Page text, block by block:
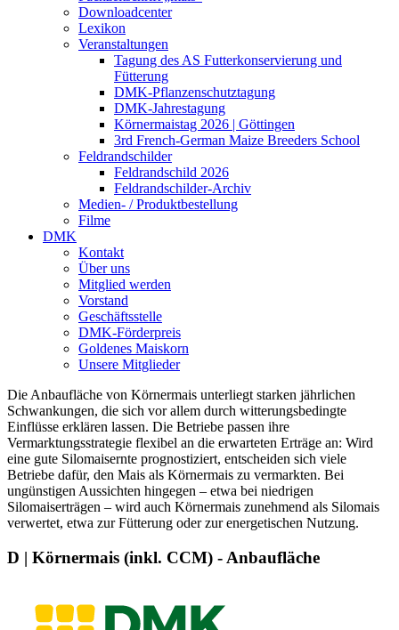
Downloadcenter
Lexikon
Veranstaltungen
Tagung des AS Futterkonservierung und
Fütterung
DMK-Pflanzenschutztagung
DMK-Jahrestagung
Körnermaistag 2026 | Göttingen
3rd French-German Maize Breeders School
Feldrandschilder
Feldrandschild 2026
Feldrandschilder-Archiv
Medien- / Produktbestellung
Filme
DMK
Kontakt
Über uns
Mitglied werden
Vorstand
Geschäftsstelle
DMK-Förderpreis
Goldenes Maiskorn
Unsere Mitglieder
Die Anbaufläche von Körnermais unterliegt starken jährlichen
Schwankungen, die sich vor allem durch witterungsbedingte
Einflüsse erklären lassen. Die Betriebe passen ihre
Vermarktungsstrategie flexibel an die erwarteten Erträge an: Wird
eine gute Silomaisernte prognostiziert, entscheiden sich viele
Betriebe dafür, den Mais als Körnermais zu vermarkten. Bei
ungünstigen Aussichten hingegen – etwa bei niedrigen
Silomaiserträgen – wird auch Körnermais zunehmend als Silomais
verwertet, etwa zur Fütterung oder zur energetischen Nutzung.
D | Körnermais (inkl. CCM) - Anbaufläche